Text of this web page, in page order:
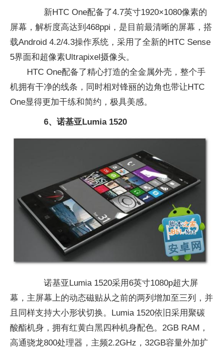
新HTC One配备了4.7英寸1920×1080像素的
屏幕，解析度高达到468ppi，是目前最清晰的屏幕，搭
载Android 4.2/4.3操作系统，采用了全新的HTC Sense
5界面和超像素Ultrapixel摄像头。
HTC One配备了精心打造的全金属外壳，整个手
机拥有干净的线条，同时相对锋丽的边角也带让HTC
One显得更加干练和简约，极具美感。
6、诺基亚Lumia 1520
诺基亚Lumia 1520采用6英寸1080p超大屏
幕，主屏幕上的动态磁贴从之前的两列增加至三列，并
且同样支持大小形状切换。Lumia 1520依旧采用聚碳
酸酯机身，拥有红黄白黑四种机身配色。2GB RAM，
高通骁龙800处理器，主频2.2GHz，32GB容量外加扩